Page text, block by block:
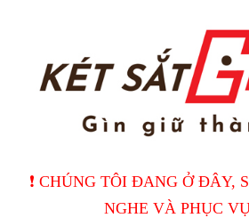
❗️ CHÚNG TÔI ĐANG Ở ĐÂY,
NGHE VÀ PHỤC VỤ